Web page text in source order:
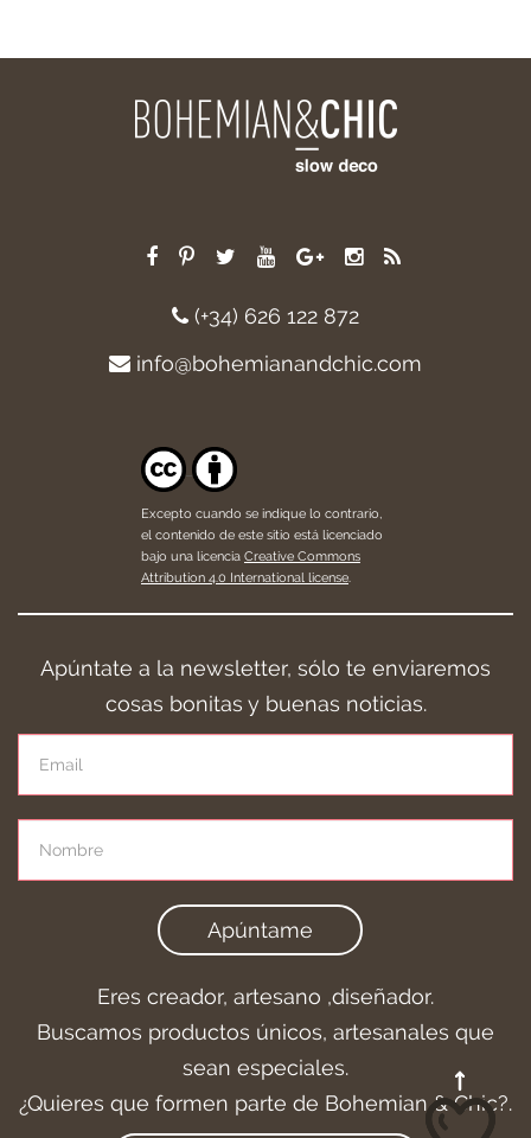
(+34) 626 122 872
info@bohemianandchic.com
Excepto cuando se indique lo contrario,
el contenido de este sitio está licenciado
bajo una licencia Creative Commons
Attribution 4.0 International license.
Apúntate a la newsletter, sólo te enviaremos
cosas bonitas y buenas noticias.
Apúntame
Eres creador, artesano ,diseñador.
Buscamos productos únicos, artesanales que
sean especiales.
¿Quieres que formen parte de Bohemian & Chic?.